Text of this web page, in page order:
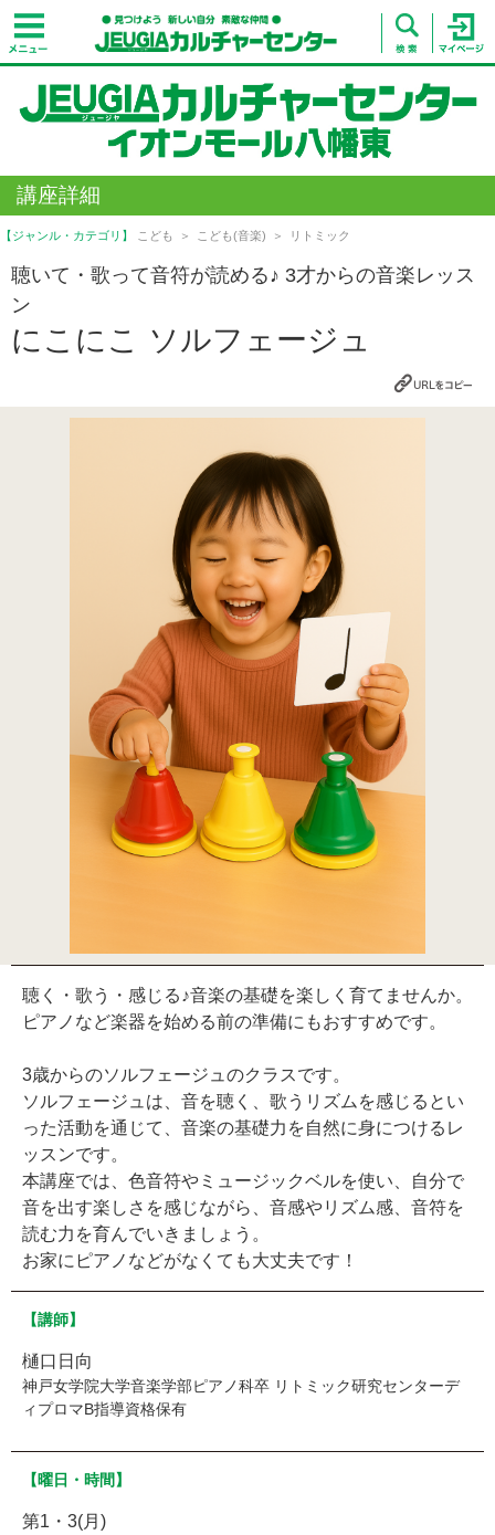
講座詳細
【ジャンル・カテゴリ】 こども こども(音楽) リトミック
聴いて・歌って音符が読める♪ 3才からの音楽レッス
ン
にこにこ ソルフェージュ
聴く・歌う・感じる♪音楽の基礎を楽しく育てませんか。
ピアノなど楽器を始める前の準備にもおすすめです。
3歳からのソルフェージュのクラスです。
ソルフェージュは、音を聴く、歌うリズムを感じるとい
った活動を通じて、音楽の基礎力を自然に身につけるレ
ッスンです。
本講座では、色音符やミュージックベルを使い、自分で
音を出す楽しさを感じながら、音感やリズム感、音符を
読む力を育んでいきましょう。
お家にピアノなどがなくても大丈夫です！
【講師】
樋口日向
神戸女学院大学音楽学部ピアノ科卒 リトミック研究センターデ
ィプロマB指導資格保有
【曜日・時間】
第1・3(月)